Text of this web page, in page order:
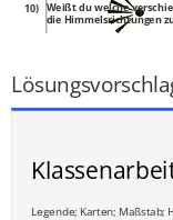
10) Weißt du welche
die Himmelsrichtungen
Legende; Karten; Maßstab;